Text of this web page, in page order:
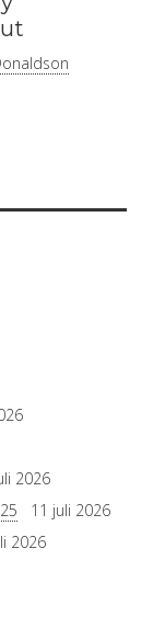
2026
11 juli 2026
2026